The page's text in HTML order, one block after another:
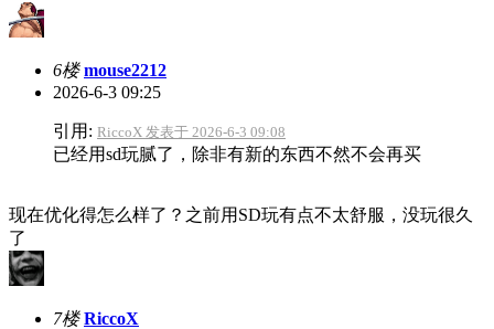
6楼 mouse2212
2026-6-3 09:25
引用: RiccoX 发表于 2026-6-3 09:08
已经用sd玩腻了，除非有新的东西不然不会再买
现在优化得怎么样了？之前用SD玩有点不太舒服，没玩很久
了
7楼 RiccoX